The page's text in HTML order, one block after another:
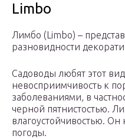
Limbo
Лимбо (Limbo) –
разновидности
Садоводы любят этот
невосприимчивость к
заболеваниями, в
черной пятнистостью.
влагоустойчивостью.
погоды.